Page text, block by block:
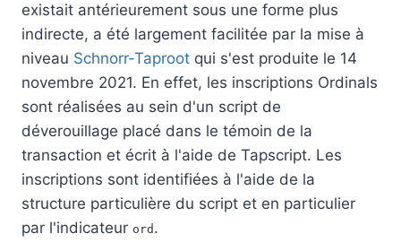
existait antérieurement sous une forme plus
indirecte, a été largement facilitée par la mise à
niveau Schnorr-Taproot qui s'est produite le 14
novembre 2021. En effet, les inscriptions Ordinals
sont réalisées au sein d'un script de
déverouillage placé dans le témoin de la
transaction et écrit à l'aide de Tapscript. Les
inscriptions sont identifiées à l'aide de la
structure particulière du script et en particulier
par l'indicateur ord .